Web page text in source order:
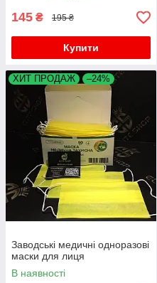
145 ₴ 195 ₴
Купити
ХИТ ПРОДАЖ –24%
Заводські медичні одноразові
маски для лиця
В наявності